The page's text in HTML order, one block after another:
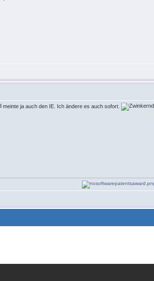
meinte ja auch den IE. Ich ändere es auch sofort.